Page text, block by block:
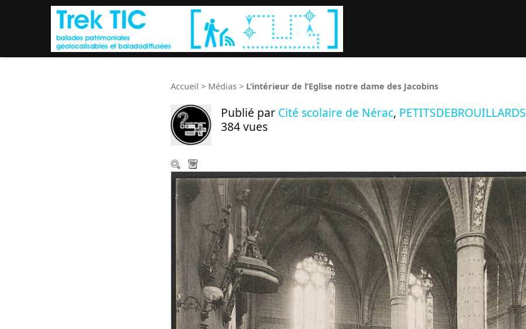
Accueil > Médias > L’intérieur de l’Eglise notre dame des Jacobins
Publié par Cité scolaire de Nérac, PETITSDEBROUILLARDS
384 vues